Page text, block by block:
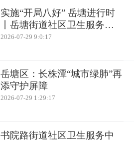
实施“开局八好” 岳塘进行时
丨岳塘街道社区卫生服务中
心家庭医生进社区 筑牢高温
2026-07-29 9:0:17
岳塘区：长株潭“城市绿肺”再
添守护屏障
2026-07-29 1:29:17
书院路街道社区卫生服务中